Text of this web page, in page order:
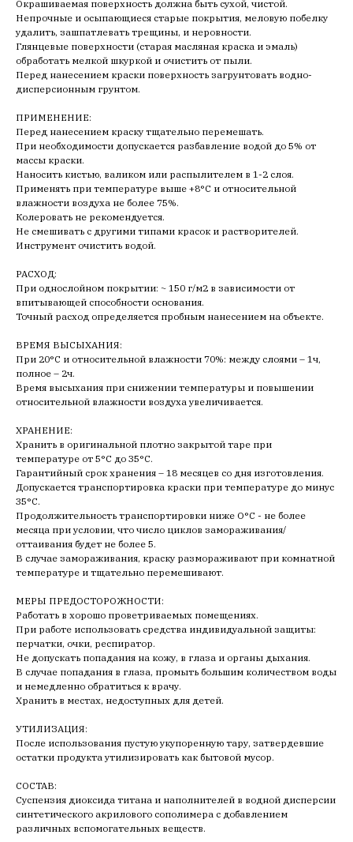
Окрашиваемая поверхность должна быть сухой, чистой.
Непрочные и осыпающиеся старые покрытия, меловую побелку
удалить, зашпатлевать трещины, и неровности.
Глянцевые поверхности (старая масляная краска и эмаль)
обработать мелкой шкуркой и очистить от пыли.
Перед нанесением краски поверхность загрунтовать водно-
дисперсионным грунтом.
ПРИМЕНЕНИЕ:
Перед нанесением краску тщательно перемешать.
При необходимости допускается разбавление водой до 5% от
массы краски.
Наносить кистью, валиком или распылителем в 1-2 слоя.
Применять при температуре выше +8°С и относительной
влажности воздуха не более 75%.
Колеровать не рекомендуется.
Не смешивать с другими типами красок и растворителей.
Инструмент очистить водой.
РАСХОД:
При однослойном покрытии: ~ 150 г/м2 в зависимости от
впитывающей способности основания.
Точный расход определяется пробным нанесением на объекте.
ВРЕМЯ ВЫСЫХАНИЯ:
При 20°С и относительной влажности 70%: между слоями – 1ч,
полное – 2ч.
Время высыхания при снижении температуры и повышении
относительной влажности воздуха увеличивается.
ХРАНЕНИЕ:
Хранить в оригинальной плотно закрытой таре при
температуре от 5°С до 35°С.
Гарантийный срок хранения – 18 месяцев со дня изготовления.
Допускается транспортировка краски при температуре до минус
35°С.
Продолжительность транспортировки ниже О°С - не более
месяца при условии, что число циклов замораживания/
оттаивания будет не более 5.
В случае замораживания, краску размораживают при комнатной
температуре и тщательно перемешивают.
МЕРЫ ПРЕДОСТОРОЖНОСТИ:
Работать в хорошо проветриваемых помещениях.
При работе использовать средства индивидуальной защиты:
перчатки, очки, респиратор.
Не допускать попадания на кожу, в глаза и органы дыхания.
В случае попадания в глаза, промыть большим количеством воды
и немедленно обратиться к врачу.
Хранить в местах, недоступных для детей.
УТИЛИЗАЦИЯ:
После использования пустую укупоренную тару, затвердевшие
остатки продукта утилизировать как бытовой мусор.
СОСТАВ:
Суспензия диоксида титана и наполнителей в водной дисперсии
синтетического акрилового сополимера с добавлением
различных вспомогательных веществ.